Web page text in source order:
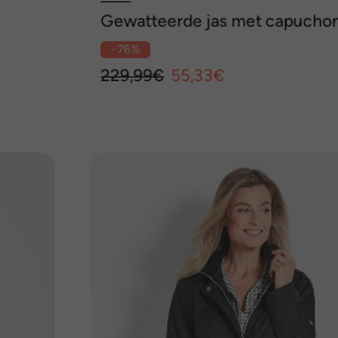
Gewatteerde jas met
- 76%
229,99€ 55,33€